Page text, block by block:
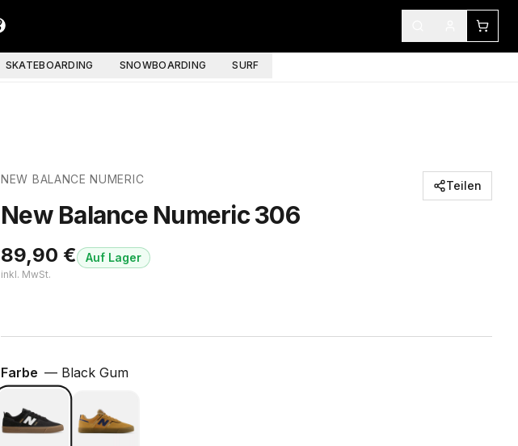
SKATEBOARDING SNOWBOARDING SURF
NEW BALANCE NUMERIC
New Balance Numeric 306
89,90 €
inkl. MwSt.
Auf Lager
Teilen
Farbe — Black Gum